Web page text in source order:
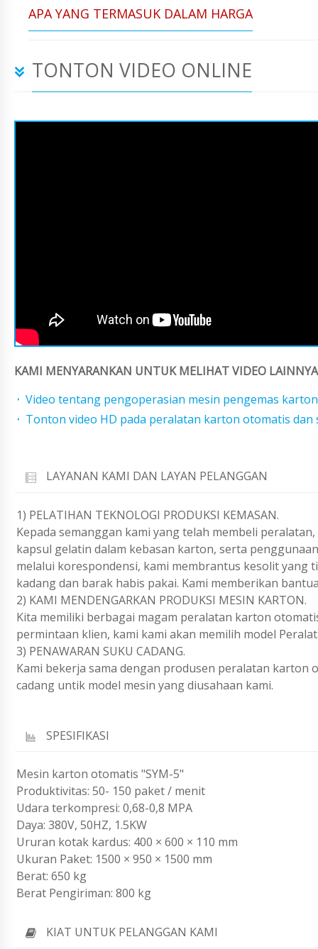
APA YANG TERMASUK DALAM HARGA
TONTON VIDEO ONLINE
KAMI MENYARANKAN UNTUK MELIHAT VIDEO
Video tentang pengoperasian mesin pengemas
Tonton video HD pada peralatan karton otomatis dan
LAYANAN KAMI DAN LAYAN PELANGGAN
1) PELATIHAN TEKNOLOGI PRODUKSI KEMASAN.
Kepada semanggan kami yang telah membeli
kapsul gelatin dalam kebasan karton, serta
melalui korespondensi, kami membrantus kesolit yang
kadang dan barak habis pakai. Kami memberikan
2) KAMI MENDENGARKAN PRODUKSI MESIN KARTON.
Kita memiliki berbagai magam peralatan karton
permintaan klien, kami kami akan memilih model
3) PENAWARAN SUKU CADANG.
Kami bekerja sama dengan produsen peralatan
cadang untik model mesin yang diusahaan kami.
SPESIFIKASI
Mesin karton otomatis "SYM-5"
Produktivitas: 50- 150 paket / menit
Udara terkompresi: 0,68-0,8 MPA
Daya: 380V, 50HZ, 1.5KW
Ururan kotak kardus: 400 × 600 × 110 mm
Ukuran Paket: 1500 × 950 × 1500 mm
Berat: 650 kg
Berat Pengiriman: 800 kg
KIAT UNTUK PELANGGAN KAMI